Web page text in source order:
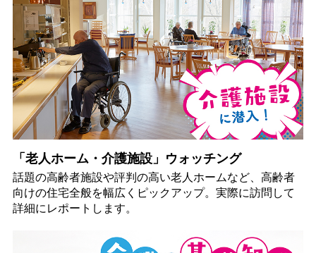
「老人ホーム・介護施設」ウォッチング
話題の高齢者施設や評判の高い老人ホームなど、高齢者
向けの住宅全般を幅広くピックアップ。実際に訪問して
詳細にレポートします。